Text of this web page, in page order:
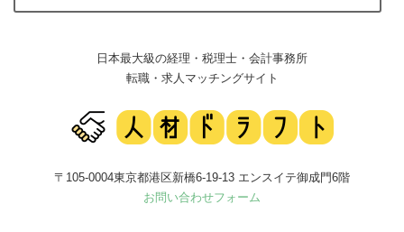
日本最大級の経理・税理士・会計事務所
転職・求人マッチングサイト
〒105-0004東京都港区新橋6-19-13 エンスイテ御成門6階
お問い合わせフォーム